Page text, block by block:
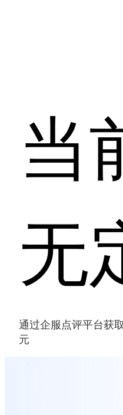
当
无
通过企服点评平台获
元